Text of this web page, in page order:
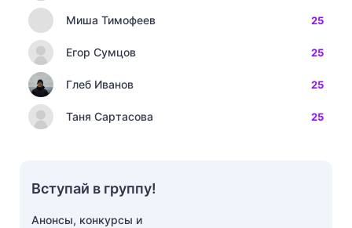
Миша Тимофеев 25
Егор Сумцов 25
Глеб Иванов 25
Таня Сартасова 25
Вступай в группу!
Анонсы, конкурсы и